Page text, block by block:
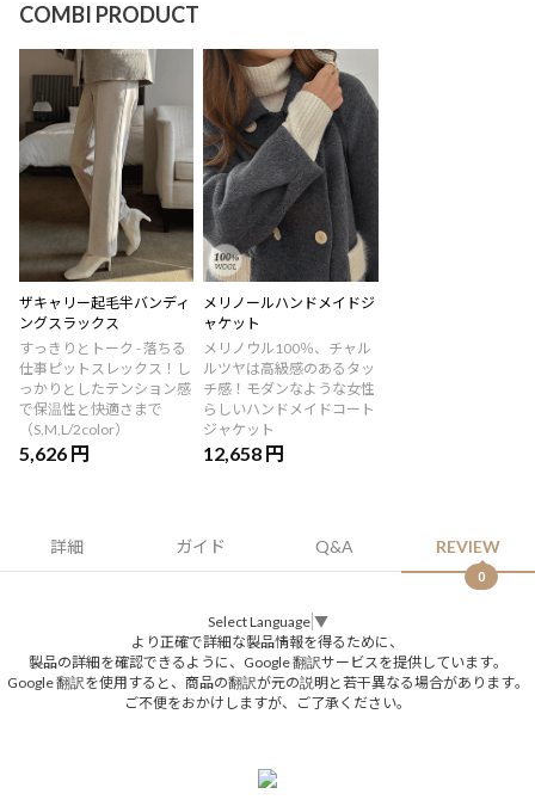
COMBI PRODUCT
ザキャリー起毛半バンディ
ングスラックス
すっきりとトーク - 落ちる
仕事ピットスレックス！し
っかりとしたテンション感
で保温性と快適さまで
（S,M,L/2color）
5,626 円
メリノールハンドメイドジ
ャケット
メリノウル100％、チャル
ルツヤは高級感のあるタッ
チ感！モダンなような女性
らしいハンドメイドコート
ジャケット
12,658 円
詳細 ガイド Q&A REVIEW
0
Select Language ▼
より正確で詳細な製品情報を得るために、
製品の詳細を確認できるように、Google 翻訳サービスを提供しています。
Google 翻訳を使用すると、商品の翻訳が元の説明と若干異なる場合があります。
ご不便をおかけしますが、ご了承ください。